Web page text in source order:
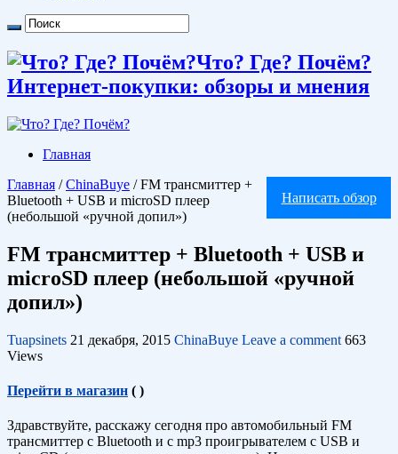
Что? Где? Почём?
Интернет-покупки: обзоры и мнения
Главная
Написать обзор
Главная / ChinaBuye / FM трансмиттер +
Bluetooth + USB и microSD плеер
(небольшой «ручной допил»)
FM трансмиттер + Bluetooth + USB и
microSD плеер (небольшой «ручной
допил»)
Tuapsinets 21 декабря, 2015 ChinaBuye Leave a comment 663
Views
Перейти в магазин ( )
Здравствуйте, расскажу сегодня про автомобильный FM
трансмиттер с Bluetooth и с mp3 проигрывателем c USB и